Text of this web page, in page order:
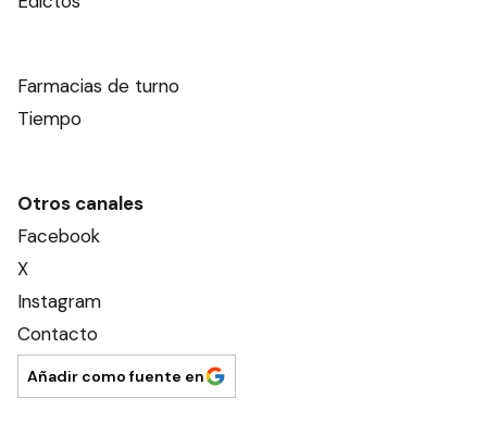
Farmacias de turno
Tiempo
Otros canales
Facebook
X
Instagram
Contacto
Añadir como fuente en